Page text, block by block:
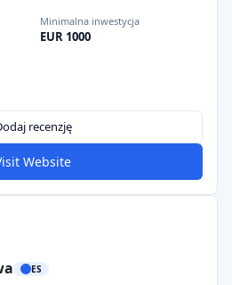
Minimalna inwestycja
EUR 1000
recenzję
Website
ES